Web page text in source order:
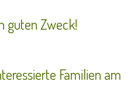
guten Zweck!
Familien am